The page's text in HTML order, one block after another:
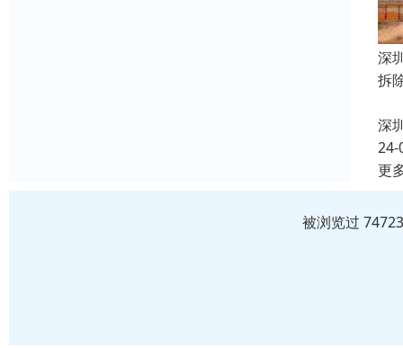
深
拆
深
24-
更
被浏览过